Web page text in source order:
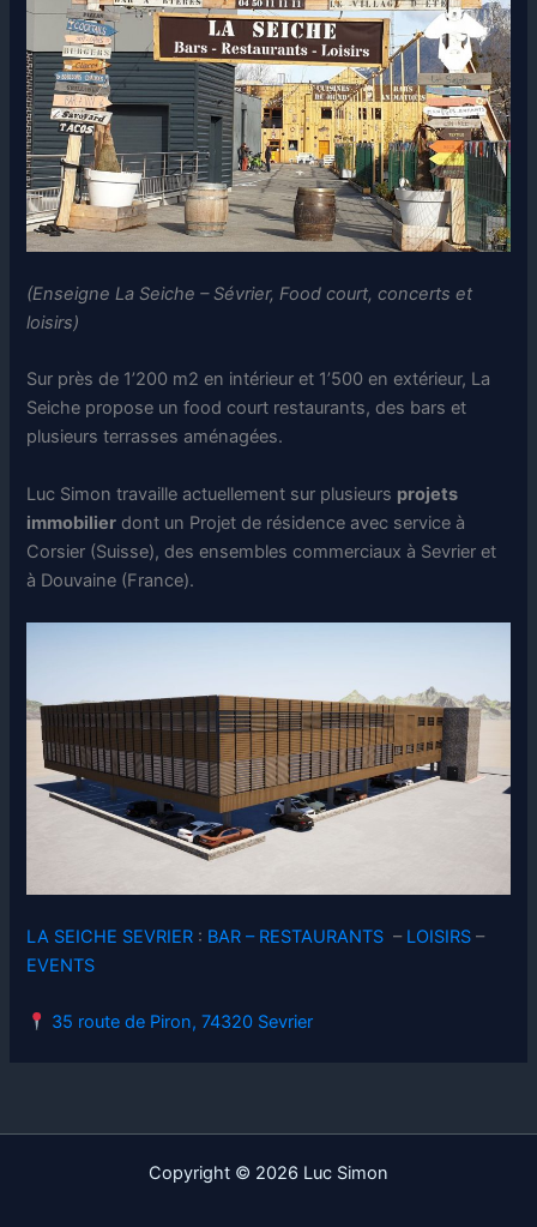
(Enseigne La Seiche – Sévrier, Food court, concerts et
loisirs)
Sur près de 1’200 m2 en intérieur et 1’500 en extérieur, La
Seiche propose un food court restaurants, des bars et
plusieurs terrasses aménagées.
Luc Simon travaille actuellement sur plusieurs projets
immobilier dont un Projet de résidence avec service à
Corsier (Suisse), des ensembles commerciaux à Sevrier et
à Douvaine (France).
LA SEICHE SEVRIER : BAR – RESTAURANTS – LOISIRS –
EVENTS
35 route de Piron, 74320 Sevrier
Copyright © 2026 Luc Simon